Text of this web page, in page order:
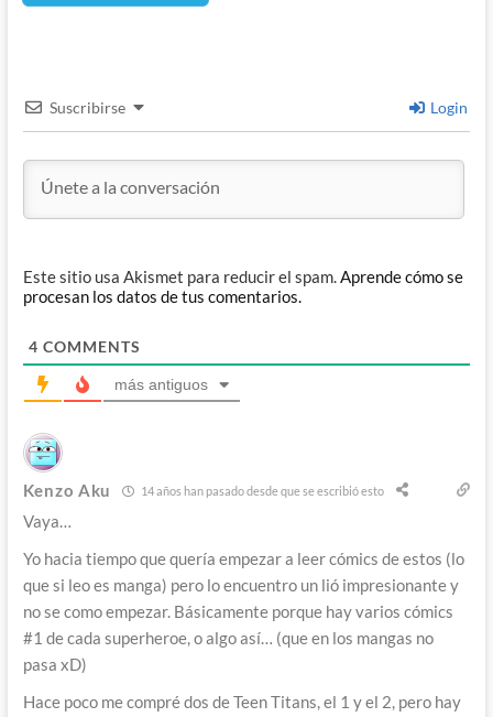
Suscribirse Login
Este sitio usa Akismet para reducir el spam.Aprende cómo se
procesan los datos de tus comentarios.
4 COMMENTS
más antiguos
Kenzo Aku 14 años han pasado desde que se escribió esto
Vaya…
Yo hacia tiempo que quería empezar a leer cómics de estos (lo
que si leo es manga) pero lo encuentro un lió impresionante y
no se como empezar. Básicamente porque hay varios cómics
#1 de cada superheroe, o algo así… (que en los mangas no
pasa xD)
Hace poco me compré dos de Teen Titans, el 1 y el 2, pero hay